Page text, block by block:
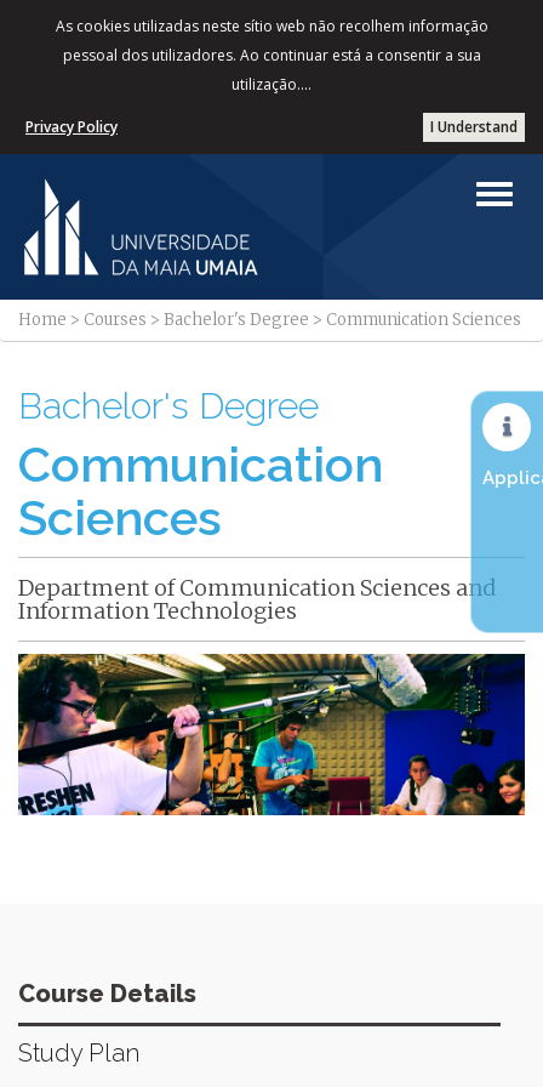
As cookies utilizadas neste sítio web não recolhem informação
pessoal dos utilizadores. Ao continuar está a consentir a sua
utilização....
I Understand
Privacy Policy
Home > Courses > Bachelor's Degree > Communication Sciences
Bachelor's Degree
Communication
Sciences
Department of Communication Sciences and
Information Technologies
Course Details
Study Plan